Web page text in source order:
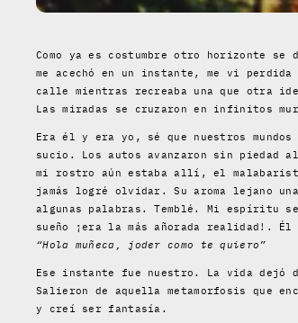
Como ya es costumbre otro horizonte
me acechó en un instante, me vi
calle mientras recreaba una que otra
Las miradas se cruzaron en infinitos
Era él y era yo, sé que nuestros
sucio. Los autos avanzaron sin piedad
mi rostro aún estaba allí, el malabarista
jamás logré olvidar. Su aroma lejano
algunas palabras. Temblé. Mi espíritu
sueño ¡era la más añorada realidad!.
“Hola muñeca, joder como te quiero”
Ese instante fue nuestro. La vida dejó
Salieron de aquella metamorfosis que
y creí ser fantasía.